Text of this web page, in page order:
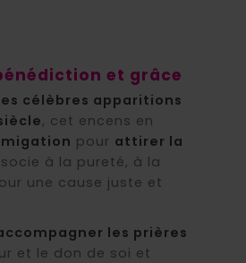
et grâce
célèbres apparitions
, cet encens en
pour attirer la
à la pureté, à la
une cause juste et
les prières
et le don de soi et